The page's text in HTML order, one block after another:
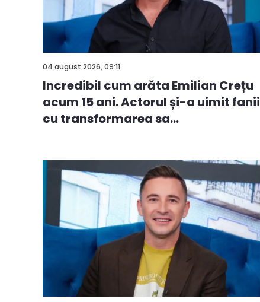
04 august 2026, 09:11
Incredibil cum arăta Emilian Crețu
acum 15 ani. Actorul și-a uimit fanii
cu transformarea sa